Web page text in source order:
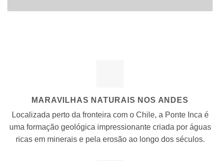
MARAVILHAS NATURAIS NOS ANDES
Localizada perto da fronteira com o Chile, a Ponte Inca é
uma formação geológica impressionante criada por águas
ricas em minerais e pela erosão ao longo dos séculos.